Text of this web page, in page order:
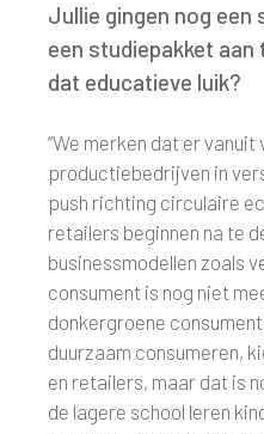
Jullie gingen nog
een studiepakket aan
dat educatieve luik?
“We merken dat er vanuit
productiebedrijven in
push richting circulaire
retailers beginnen na te
businessmodellen zoals
consument is nog niet
donkergroene
duurzaam consumeren,
en retailers, maar dat is
de lagere school leren